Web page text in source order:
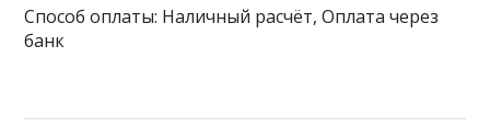
Способ оплаты: Наличный расчёт, Оплата через
банк